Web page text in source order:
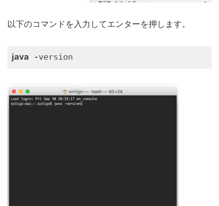
以下のコマンドを入力してエンターを押します。
java